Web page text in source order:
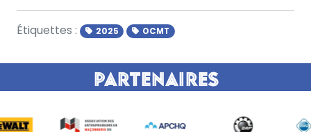
Étiquettes : 2025 OCMT
Partenaires